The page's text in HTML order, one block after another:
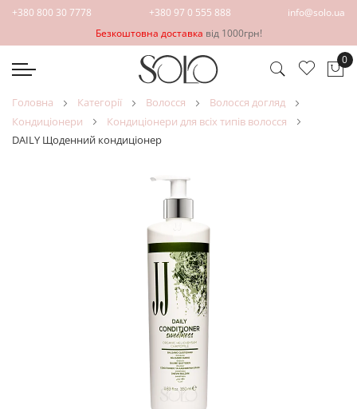
+380 800 30 7778 +380 97 0 555 888
info@solo.ua
Безкоштовна доставка від 1000грн!
0
головна категорії волосся
волосся догляд
кондиціонери
кондиціонери для всіх типів волосся
DAILY Щоденний кондиціонер